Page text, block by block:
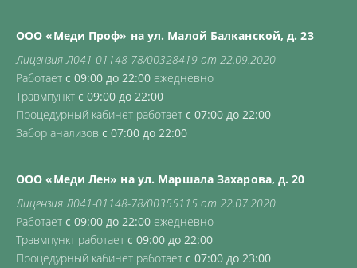
ООО «Меди Проф» на ул. Малой Балканской, д. 23
Лицензия Л041-01148-78/00328419 от 22.09.2020
Работает с 09:00 до 22:00 ежедневно
Травмпункт с 09:00 до 22:00
Процедурный кабинет работает с 07:00 до 22:00
Забор анализов с 07:00 до 22:00
ООО «Меди Лен» на ул. Маршала Захарова, д. 20
Лицензия Л041-01148-78/00355115 от 22.07.2020
Работает с 09:00 до 22:00 ежедневно
Травмпункт работает с 09:00 до 22:00
Процедурный кабинет работает с 07:00 до 23:00